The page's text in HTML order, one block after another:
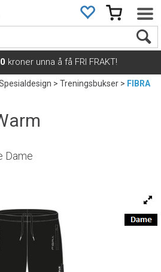
kroner unna å få FRI FRAKT!
>Treningsbukser> FIBRA
Dame